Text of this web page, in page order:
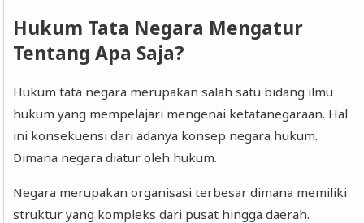
Hukum Tata Negara Mengatur
Tentang Apa Saja?
Hukum tata negara merupakan salah satu bidang ilmu
hukum yang mempelajari mengenai ketatanegaraan. Hal
ini konsekuensi dari adanya konsep negara hukum.
Dimana negara diatur oleh hukum.
Negara merupakan organisasi terbesar dimana memiliki
struktur yang kompleks dari pusat hingga daerah.